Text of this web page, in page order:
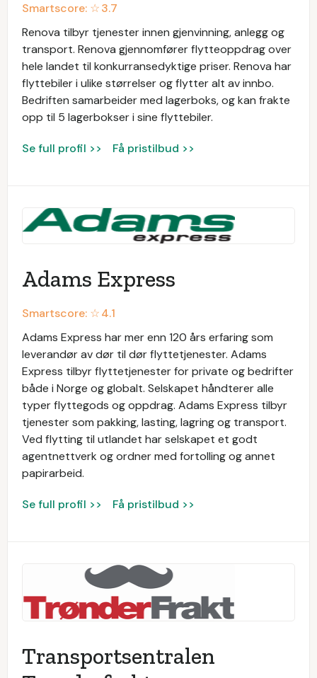
Smartscore: ☆3.7
Renova tilbyr tjenester innen gjenvinning, anlegg og
transport. Renova gjennomfører flytteoppdrag over
hele landet til konkurransedyktige priser. Renova har
flyttebiler i ulike størrelser og flytter alt av innbo.
Bedriften samarbeider med lagerboks, og kan frakte
opp til 5 lagerbokser i sine flyttebiler.
Se full profil >> Få pristilbud >>
Adams Express
Smartscore: ☆4.1
Adams Express har mer enn 120 års erfaring som
leverandør av dør til dør flyttetjenester. Adams
Express tilbyr flyttetjenester for private og bedrifter
både i Norge og globalt. Selskapet håndterer alle
typer flyttegods og oppdrag. Adams Express tilbyr
tjenester som pakking, lasting, lagring og transport.
Ved flytting til utlandet har selskapet et godt
agentnettverk og ordner med fortolling og annet
papirarbeid.
Se full profil >> Få pristilbud >>
Transportsentralen